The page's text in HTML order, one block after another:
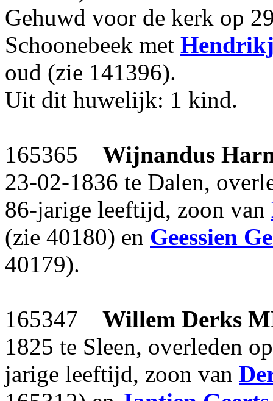
Gehuwd voor de kerk op
Schoonebeek met
oud (zie 141396).
Uit dit huwelijk: 1 kind.
165365 Wijnandus
23-02-1836 te Dalen,
86-jarige leeftijd, zoon van
(zie 40180) en Geessien
40179).
165347 Willem Derks
1825 te Sleen, overleden
jarige leeftijd, zoon van